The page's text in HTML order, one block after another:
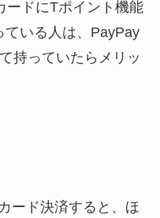
ードにTポイント機能
ている人は、PayPay
持っていたらメリッ
ード決済すると、ほ